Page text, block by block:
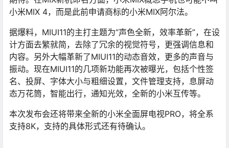
小米MIX 4，而是此前申请商标的小米MIX阿尔法。
据爆料，MIUI11的主打主题为“声色全新，效率革新”，在设
计方面去繁就简，去除了冗余的视觉符号，更强调信息和
内容。另外大幅革新了MIUI11的动态音效，更多的声音与
振动。现在MIUI11的几项新功能再次被曝光，包括个性签
名、投屏、字体大小与粗细设置，文件管理支持，息屏动
态万花筒，智能出行，通知光效，全新的小米互传等。
本次发布会还将带来全新的小米全面屏电视PRO，将全系
支持8K，支持的具体形式还有待确认。